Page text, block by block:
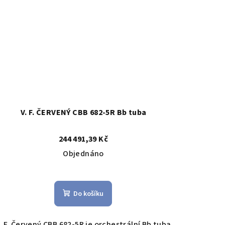
V. F. ČERVENÝ CBB 682-5R Bb tuba
244 491,39 Kč
Objednáno
Do košíku